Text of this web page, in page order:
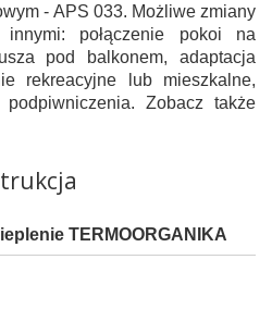
- APS 033. Możliwe zmiany
połączenie pokoi na
pod balkonem, adaptacja
rekreacyjne lub mieszkalne,
Zobacz także
TERMOORGANIKA